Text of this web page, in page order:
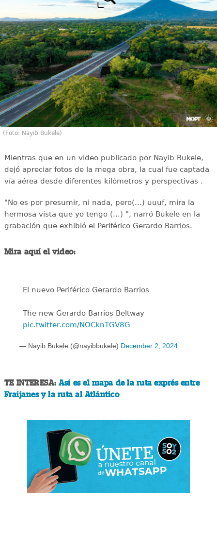
(Foto: Nayib Bukele)
Mientras que en un video publicado por Nayib Bukele,
dejó apreciar fotos de la mega obra, la cual fue captada
vía aérea desde diferentes kilómetros y perspectivas .
"No es por presumir, ni nada, pero(...) uuuf, mira la
hermosa vista que yo tengo (...) ", narró Bukele en la
grabación que exhibió el Periférico Gerardo Barrios.
Mira aquí el video:
El nuevo Periférico Gerardo Barrios
The new Gerardo Barrios Beltway
pic.twitter.com/NOCknTGV8G
— Nayib Bukele (@nayibbukele) December 2, 2024
TE INTERESA: Así es el mapa de la ruta exprés entre
Fraijanes y la ruta al Atlántico